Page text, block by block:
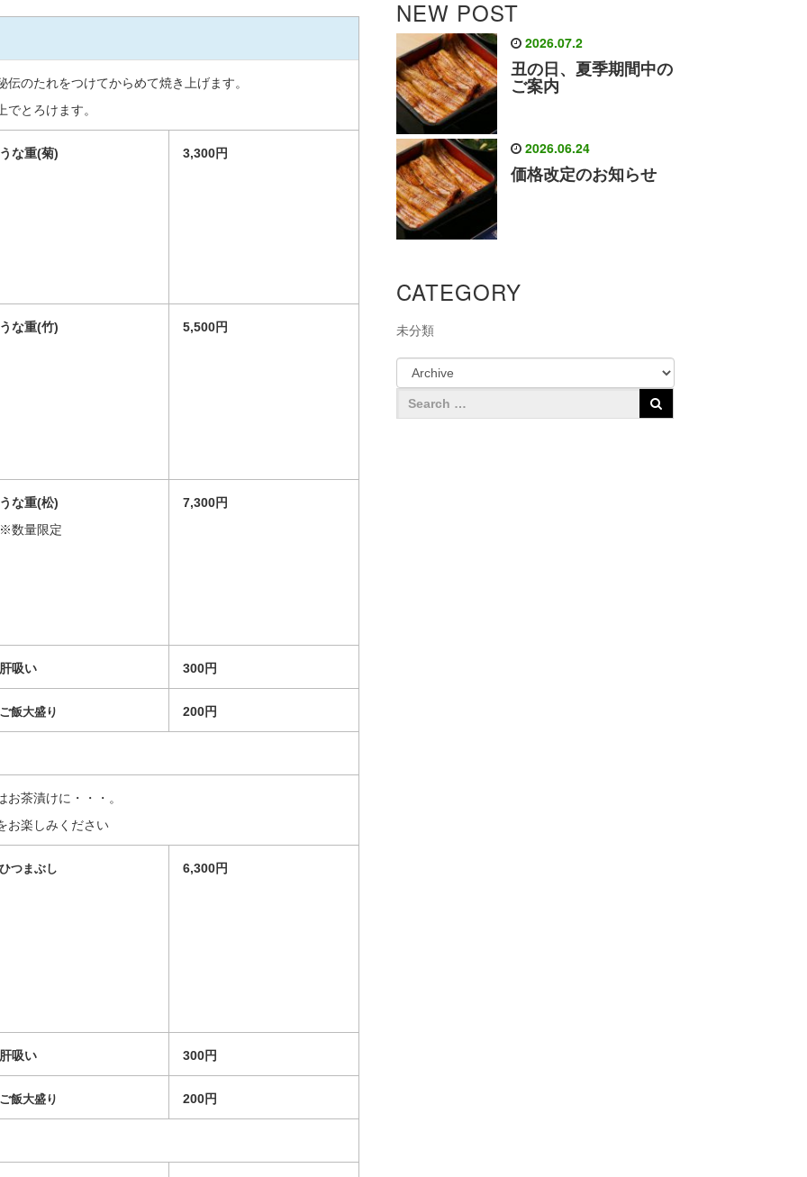
のたれをつけてからめて焼き上げます。
とろけます。
うな重(菊) 3,300円
うな重(竹) 5,500円
うな重(松)
※数量限定
7,300円
肝吸い 300円
ご飯大盛り 200円
茶漬けに・・・。
お楽しみください
ひつまぶし 6,300円
肝吸い 300円
ご飯大盛り 200円
NEW POST
2026.07.2
丑の日、夏季期間中の
ご案内
2026.06.24
価格改定のお知らせ
CATEGORY
未分類